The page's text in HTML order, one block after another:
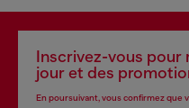
Inscrivez-vous pour
jour et des
En poursuivant, vous confirmez que